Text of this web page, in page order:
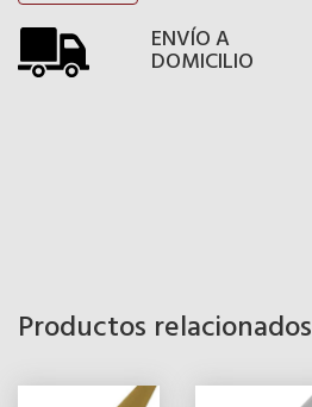
ENVÍO A
DOMICILIO
Productos relacionados